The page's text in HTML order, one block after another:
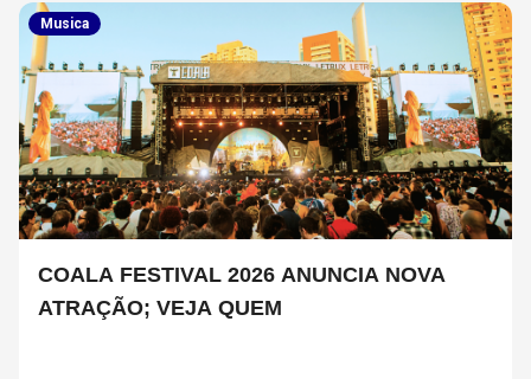
Musica
COALA FESTIVAL 2026 ANUNCIA NOVA
ATRAÇÃO; VEJA QUEM